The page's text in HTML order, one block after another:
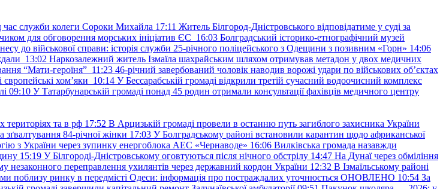
час служби колеги Сороки Михайла 17:11 Житель Білгород-Дністровського відповідатиме у суді за
для обговорення морських ініціатив ЄС 16:03 Болградський історико-етнографічний музей
до військової справи: історія служби 25-річного поліцейського з Одещини з позивним «Горн» 14:06
13:02 Наркозалежний житель Ізмаїла шахрайським шляхом отримував метадон у двох медичних
“Мати-героїня” 11:23 46-річний завербований чоловік наводив ворожі удари по військових обʼєктах
хом’яки 10:14 У Бессарабській громаді відкрили третій сучасний водоочисний комплекс
09:10 У Татарбунарській громаді понад 45 родин отримали консультації фахівців медичного центру
територіях та в рф 17:52 В Арцизькій громаді провели в останню путь загиблого захисника України
зґвалтування 84-річної жінки 17:03 У Болградському районі встановили карантин щодо африканської
з України через зупинку енергоблока АЕС «Чернаводе» 16:06 Вилківська громада назавжди
15:19 У Білгороді-Дністровському оговтуються після нічного обстрілу 14:47 На Дунаї через обміління
незаконного переправлення ухилянтів через державний кордон України 12:32 В Ізмаїльському районі
поблизу ринку в передмісті Одеси: інформація про постраждалих уточнюється ОНОВЛЕНО 10:54 За